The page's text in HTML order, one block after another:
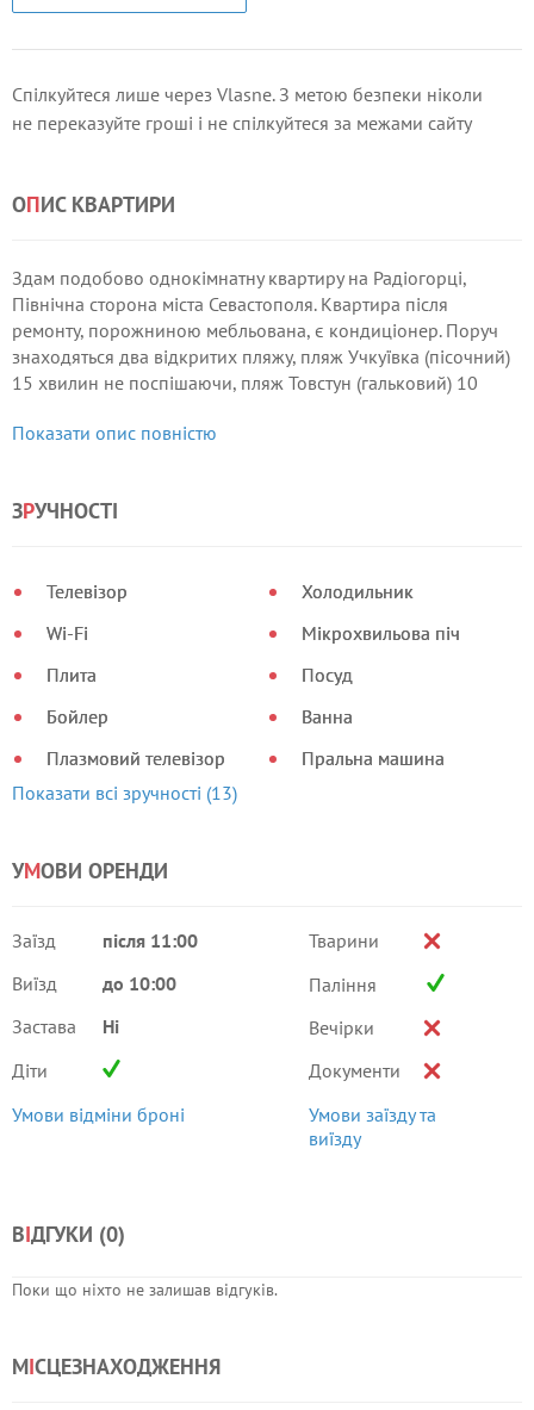
Спілкуйтеся лише через Vlasne. З метою безпеки ніколи
не переказуйте гроші і не спілкуйтеся за межами сайту
ОПИС КВАРТИРИ
Здам подобово однокімнатну квартиру на Радіогорці,
Північна сторона міста Севастополя. Квартира після
ремонту, порожниною мебльована, є кондиціонер. Поруч
знаходяться два відкритих пляжу, пляж Учкуївка (пісочний)
15 хвилин не поспішаючи, пляж Товстун (гальковий) 10
15 хвилин пішки 10 хвилин на пасажирському катері і ви в
Показати опис повністю
ЗРУЧНОСТІ
Телевізор
Wi-Fi
Плита
Бойлер
Плазмовий телевізор
Холодильник
Мікрохвильова піч
Посуд
Ванна
Пральна машина
Показати всі зручності (13)
УМОВИ ОРЕНДИ
Заїзд
після 11:00
Виїзд
до 10:00
Застава
Ні
Діти
Умови відміни броні
Тварини
Паління
Вечірки
Документи
Умови заїзду та
виїзду
ВІДГУКИ (0)
Поки що ніхто не залишав відгуків.
МІСЦЕЗНАХОДЖЕННЯ